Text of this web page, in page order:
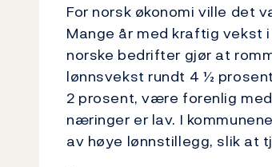
For norsk økonomi ville det
Mange år med kraftig vekst
norske bedrifter gjør at
lønnsvekst rundt 4 ½
2 prosent, være forenlig
næringer er lav. I
av høye lønnstillegg, slik at